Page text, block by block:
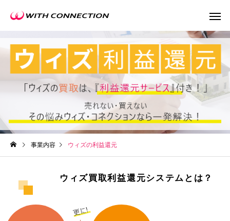
不動産買取 任意売
ウィズの利益還元
事業内容 ウィズの利益還元
ウィズ買取利益還元システムとは？